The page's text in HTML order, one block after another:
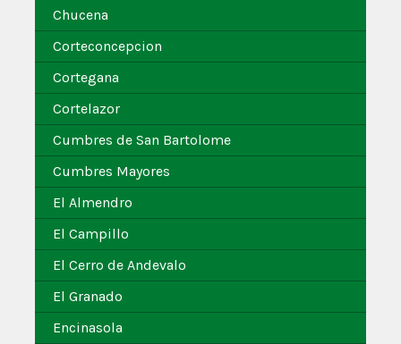
Chucena
Corteconcepcion
Cortegana
Cortelazor
Cumbres de San Bartolome
Cumbres Mayores
El Almendro
El Campillo
El Cerro de Andevalo
El Granado
Encinasola